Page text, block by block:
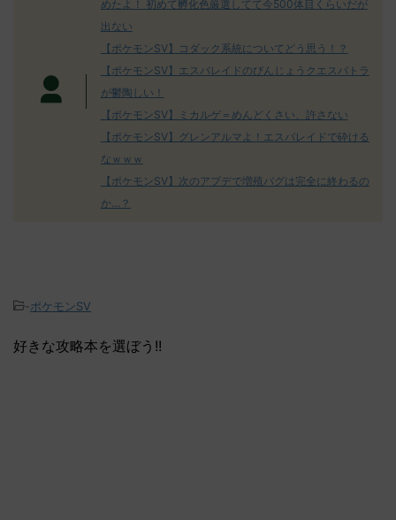
めたよ！ 初めて孵化色厳選してて今500体目くらいだが
出ない
【ポケモンSV】コダック系統についてどう思う！？
【ポケモンSV】エスバレイドのびんじょうクエスパトラ
が鬱陶しい！
【ポケモンSV】ミカルゲ＝めんどくさい、許さない
【ポケモンSV】グレンアルマよ！エスバレイドで砕ける
なｗｗｗ
【ポケモンSV】次のアプデで増殖バグは完全に終わるの
か…？
ポケモンSV
好きな攻略本を選ぼう!!